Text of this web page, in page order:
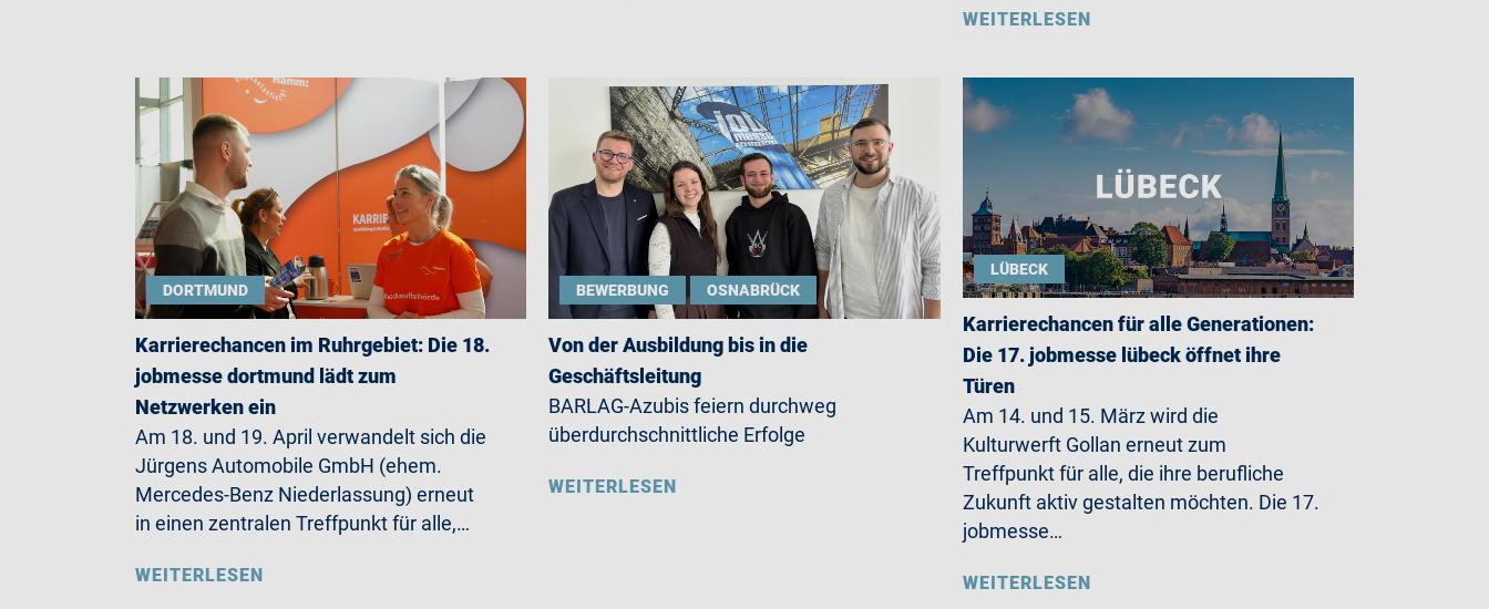
WEITERLESEN
DORTMUND
Karrierechancen im Ruhrgebiet: Die 18.
jobmesse dortmund lädt zum
Netzwerken ein
Am 18. und 19. April verwandelt sich die
Jürgens Automobile GmbH (ehem.
Mercedes-Benz Niederlassung) erneut
in einen zentralen Treffpunkt für alle,…
WEITERLESEN
BEWERBUNG OSNABRÜCK
Von der Ausbildung bis in die
Geschäftsleitung
BARLAG-Azubis feiern durchweg
überdurchschnittliche Erfolge
WEITERLESEN
LÜBECK
Karrierechancen für alle Generationen:
Die 17. jobmesse lübeck öffnet ihre
Türen
Am 14. und 15. März wird die
Kulturwerft Gollan erneut zum
Treffpunkt für alle, die ihre berufliche
Zukunft aktiv gestalten möchten. Die 17.
jobmesse…
WEITERLESEN